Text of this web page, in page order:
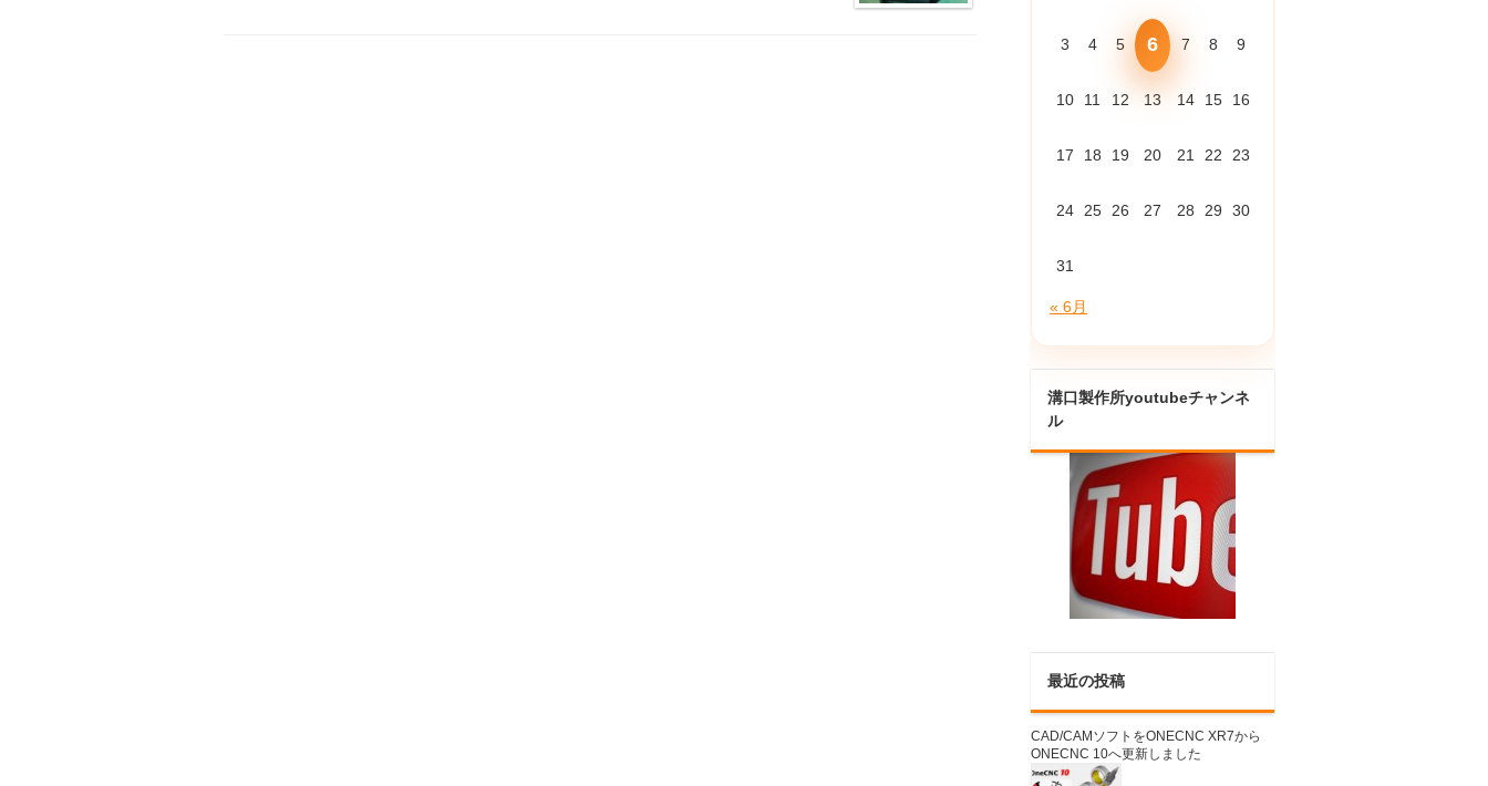
3 4 5 6 7 8 9
10 11 12 13 14 15 16
17 18 19 20 21 22 23
24 25 26 27 28 29 30
31
« 6月
溝口製作所youtubeチャンネ
ル
最近の投稿
CAD/CAMソフトをONECNC XR7から
ONECNC 10へ更新しました